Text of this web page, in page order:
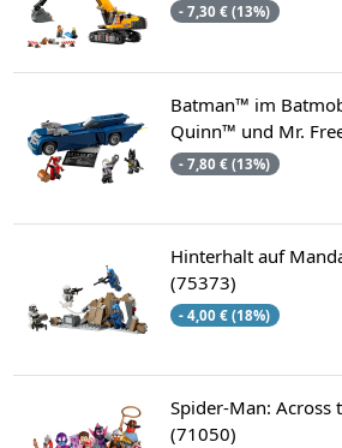
- 7,30 € (13%)
Batman™ im
Quinn™ und Mr.
- 7,80 € (13%)
Hinterhalt auf
(75373)
- 4,00 € (18%)
Spider-Man: Across
(71050)